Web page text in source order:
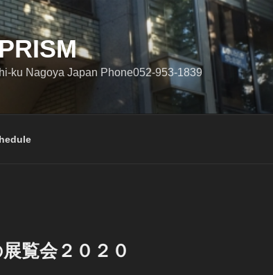
ku Nagoya Japan Phone052-953-1839
覧会２０２０